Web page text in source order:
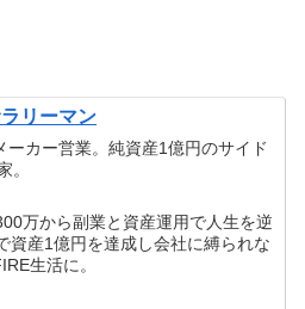
リーマン
ーカー営業。純資産1億円のサイド
。
万から副業と資産運用で人生を逆
資産1億円を達成し会社に縛られな
生活に。